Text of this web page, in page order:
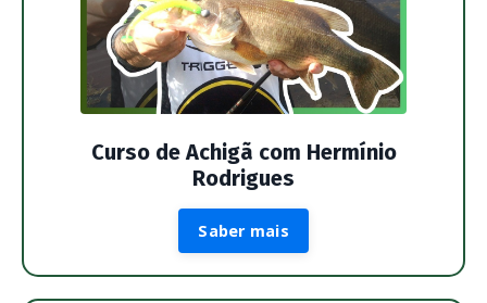
Curso de Achigã com Hermínio
Rodrigues
Saber mais